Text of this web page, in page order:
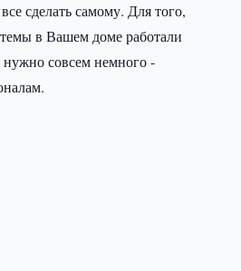
сделать самому. Для того,
в Вашем доме работали
нужно совсем немного -